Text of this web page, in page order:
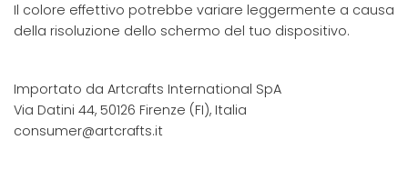
Il colore effettivo potrebbe variare leggermente a causa
della risoluzione dello schermo del tuo dispositivo.
Importato da Artcrafts International SpA
Via Datini 44, 50126 Firenze (FI), Italia
consumer@artcrafts.it